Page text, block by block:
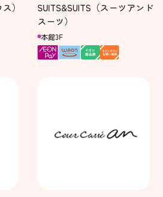
）
SUITS&SUITS（スーツアンド
スーツ）
本館3F